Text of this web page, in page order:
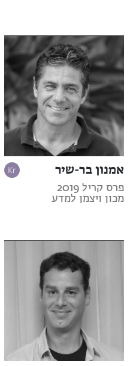
אמנון בר-שיר
פרס קריל 2019
מכון ויצמן למדע